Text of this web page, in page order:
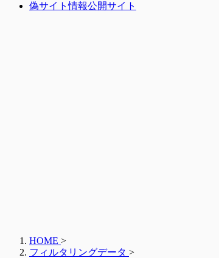
偽サイト情報公開サイト
HOME >
フィルタリングデータ >